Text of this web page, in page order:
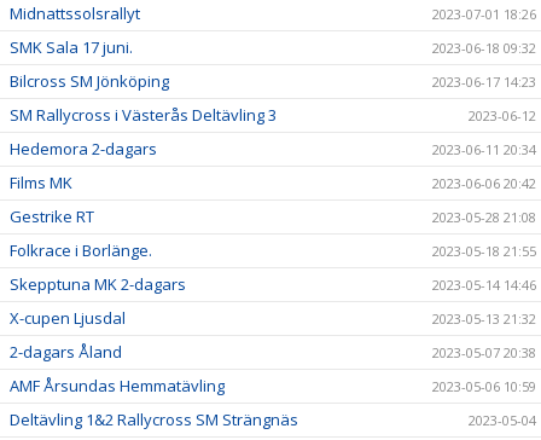
Midnattssolsrallyt 2023-07-01 18:26
SMK Sala 17 juni. 2023-06-18 09:32
Bilcross SM Jönköping 2023-06-17 14:23
SM Rallycross i Västerås Deltävling 3 2023-06-12
Hedemora 2-dagars 2023-06-11 20:34
Films MK 2023-06-06 20:42
Gestrike RT 2023-05-28 21:08
Folkrace i Borlänge. 2023-05-18 21:55
Skepptuna MK 2-dagars 2023-05-14 14:46
X-cupen Ljusdal 2023-05-13 21:32
2-dagars Åland 2023-05-07 20:38
AMF Årsundas Hemmatävling 2023-05-06 10:59
Deltävling 1&2 Rallycross SM Strängnäs 2023-05-04